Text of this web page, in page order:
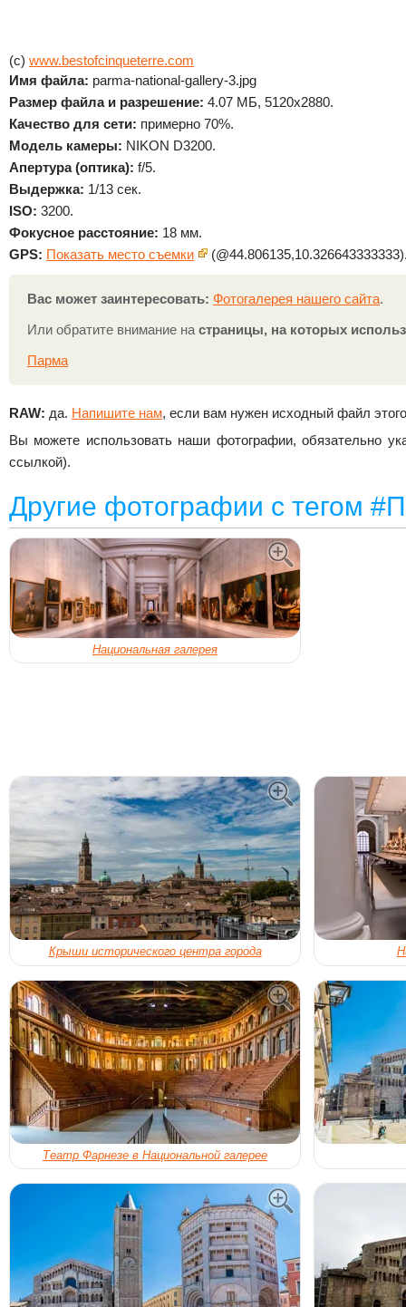
(c) www.bestofcinqueterre.com
Имя файла: parma-national-gallery-3.jpg
Размер файла и разрешение: 4.07 МБ, 5120x2880.
Качество для сети: примерно 70%.
Модель камеры: NIKON D3200.
Апертура (оптика): f/5.
Выдержка: 1/13 сек.
ISO: 3200.
Фокусное расстояние: 18 мм.
GPS: Показать место съемки
Вас может заинтересовать: Фотогалерея нашего сайта.
Или обратите внимание на страницы, на которых
Парма
RAW: да. Напишите нам, если вам нужен исходный файл
Вы можете использовать наши фотографии, обязательно
ссылкой).
Другие фотографии с тегом
Национальная галерея
Крыши исторического центра города
Театр Фарнезе в Национальной галерее